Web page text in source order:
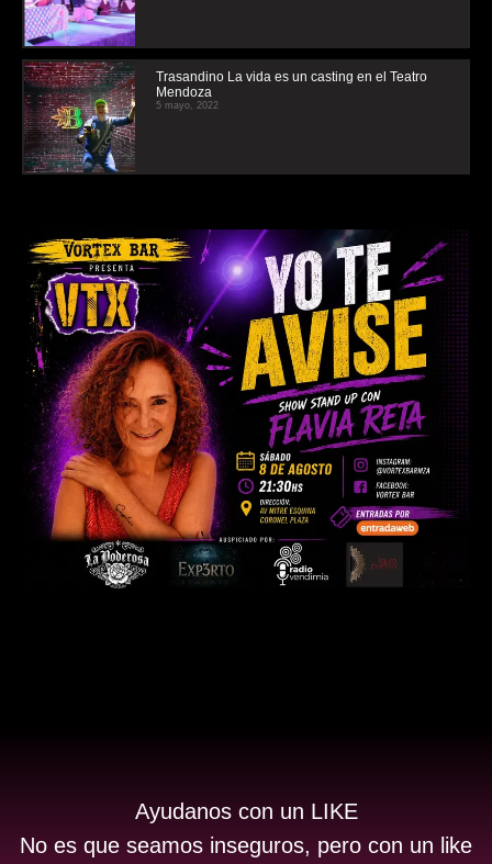
Trasandino La vida es un casting en el Teatro
Mendoza
5 mayo, 2022
Ayudanos con un LIKE
No es que seamos inseguros, pero con un like